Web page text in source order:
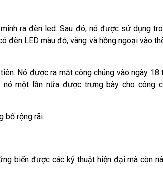
ra đèn led. Sau đó, nó được sử dụng
đèn LED màu đỏ, vàng và hồng ngoại vào
Nó được ra mắt công chúng vào ngày 18
một lần nữa được trưng bày cho công
bố rộng rãi.
biến được các kỹ thuật hiện đại mà còn